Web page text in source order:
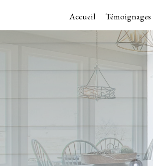
Accueil Témoignages